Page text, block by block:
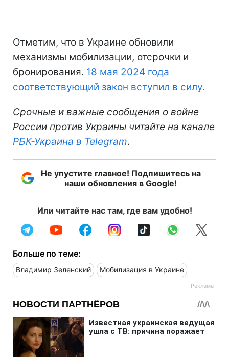
Отметим, что в Украине обновили
механизмы мобилизации, отсрочки и
бронирования. 18 мая 2024 года
соответствующий закон вступил в силу.
Срочные и важные сообщения о войне
России против Украины читайте на канале
РБК-Украина в Telegram.
Не упустите главное! Подпишитесь на
наши обновления в Google!
Или читайте нас там, где вам удобно!
Больше по теме:
Владимир Зеленский Мобилизация в Украине